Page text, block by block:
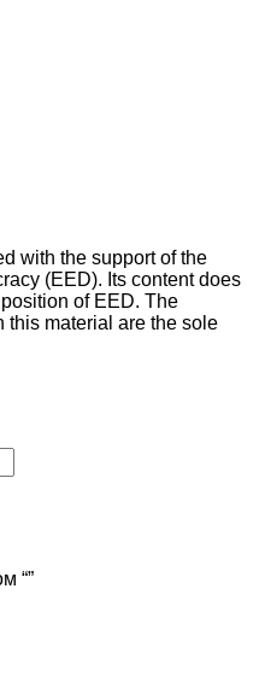
with the support of the
(EED). Its content does
of EED. The
this material are the sole
“”